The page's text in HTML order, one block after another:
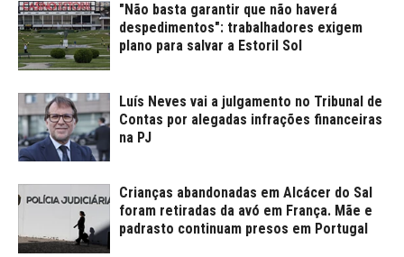
"Não basta garantir que não haverá
despedimentos": trabalhadores exigem
plano para salvar a Estoril Sol
Luís Neves vai a julgamento no Tribunal de
Contas por alegadas infrações financeiras
na PJ
Crianças abandonadas em Alcácer do Sal
foram retiradas da avó em França. Mãe e
padrasto continuam presos em Portugal